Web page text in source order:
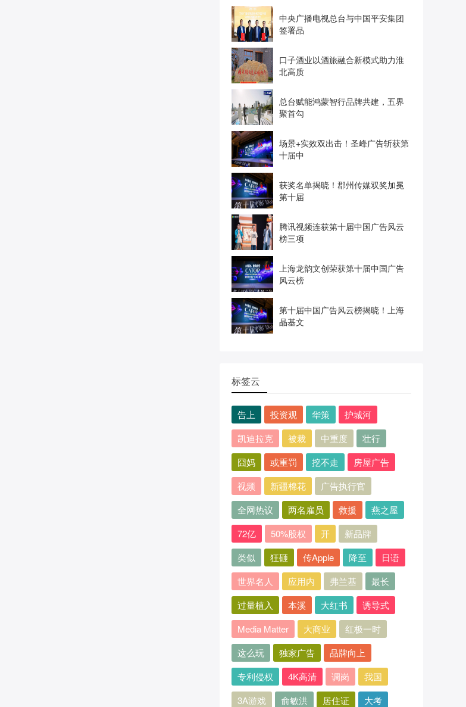
中央广播电视总台与中国平安集团
签署品
口子酒业以酒旅融合新模式助力淮
北高质
总台赋能鸿蒙智行品牌共建，五界
聚首勾
场景+实效双出击！圣峰广告斩获第
十届中
获奖名单揭晓！郡州传媒双奖加冕
第十届
腾讯视频连获第十届中国广告风云
榜三项
上海龙韵文创荣获第十届中国广告
风云榜
第十届中国广告风云榜揭晓！上海
晶基文
标签云
告上 投资观 华策
护城河
凯迪拉克
被裁 中重度
壮行
囧妈
或重罚 挖不走
房屋广告
视频
新疆棉花
广告执行官
全网热议
两名雇员 救援
燕之屋
72亿
50%股权 开
新品牌
类似
狂砸 传Apple 降至
日语
世界名人
应用内 弗兰基
最长
过量植入
本溪 大红书
诱导式
Media Matter
大商业
红极一时
这么玩
独家广告
品牌向上
专利侵权
4K高清 调岗
我国
3A游戏
俞敏洪 居住证 大考